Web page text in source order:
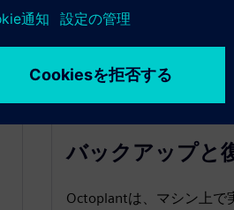
バックアップと
Octoplantは、マシン上で